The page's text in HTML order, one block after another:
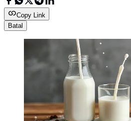
Copy Link
Batal